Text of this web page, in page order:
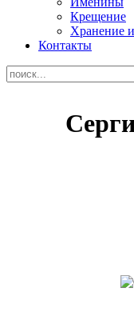
Крещение
Хранение
Контакты